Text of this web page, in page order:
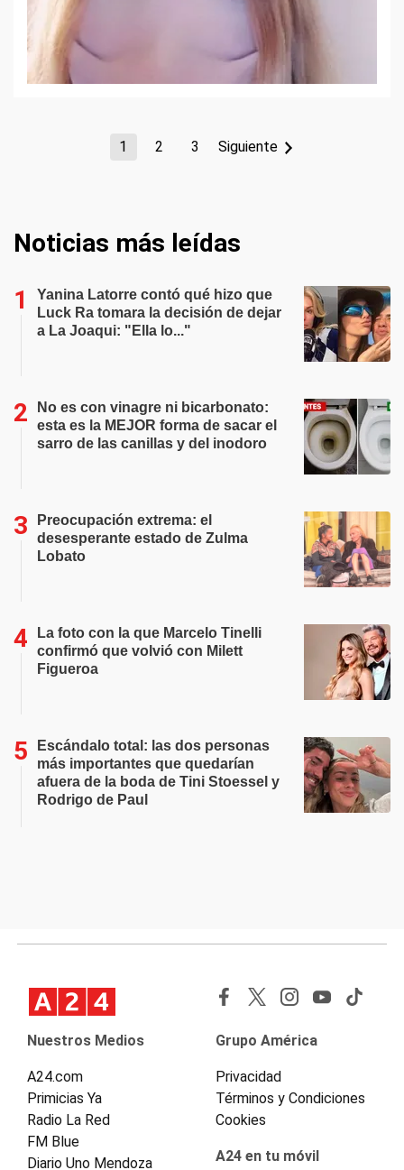
1 2 3 Siguiente
Noticias más leídas
Yanina Latorre contó qué hizo que
Luck Ra tomara la decisión de dejar
a La Joaqui: "Ella lo..."
No es con vinagre ni bicarbonato:
esta es la MEJOR forma de sacar el
sarro de las canillas y del inodoro
Preocupación extrema: el
desesperante estado de Zulma
Lobato
La foto con la que Marcelo Tinelli
confirmó que volvió con Milett
Figueroa
Escándalo total: las dos personas
más importantes que quedarían
afuera de la boda de Tini Stoessel y
Rodrigo de Paul
Nuestros Medios
A24.com
Primicias Ya
Radio La Red
FM Blue
Diario Uno Mendoza
Grupo América
Privacidad
Términos y Condiciones
Cookies
A24 en tu móvil